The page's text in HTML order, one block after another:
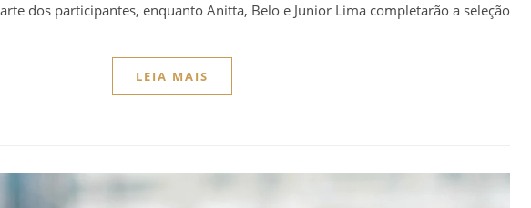
dos participantes, enquanto Anitta, Belo e Junior Lima completarão a seleção
LEIA MAIS